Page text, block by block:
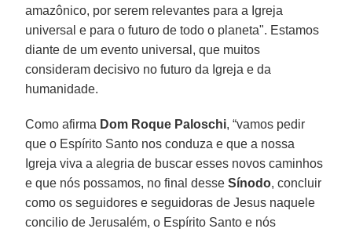
amazônico, por serem relevantes para a Igreja
universal e para o futuro de todo o planeta". Estamos
diante de um evento universal, que muitos
consideram decisivo no futuro da Igreja e da
humanidade.
Como afirma Dom Roque Paloschi, “vamos pedir
que o Espírito Santo nos conduza e que a nossa
Igreja viva a alegria de buscar esses novos caminhos
e que nós possamos, no final desseSínodo, concluir
como os seguidores e seguidoras de Jesus naquele
concilio de Jerusalém, o Espírito Santo e nós